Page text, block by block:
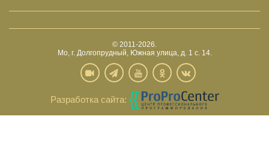
© 2011-2026.
Мо, г. Долгопрудный, Южная улица, д. 1 с. 14.
Разработка сайта: